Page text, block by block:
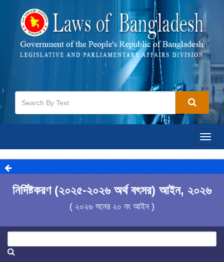
নির্দিষ্টকরণ (২০২৫-২০২৬ অর্থ বৎসর) আইন, ২০২৬
( ২০২৬ সনের ২০ নং আইন )